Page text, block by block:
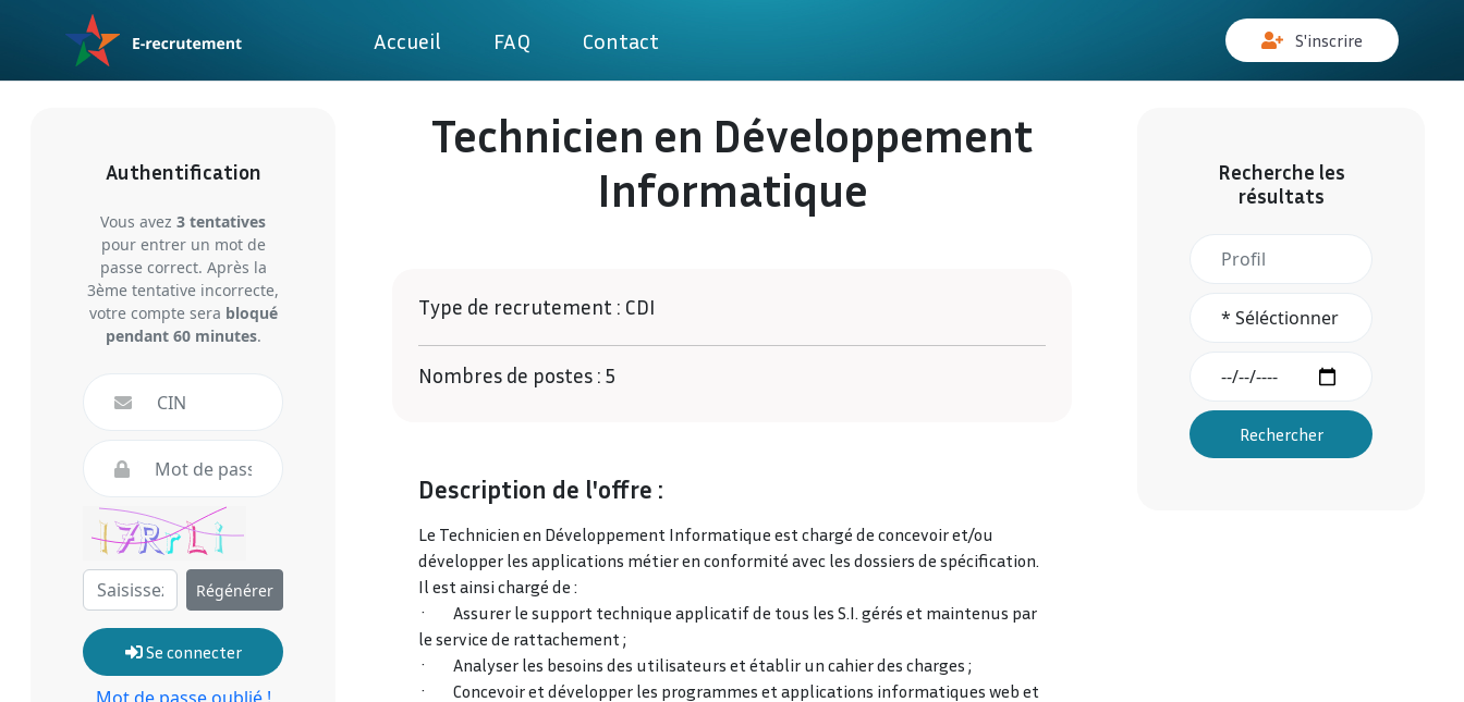
Accueil FAQ Contact S'inscrire
Authentification
Vous avez 3 tentatives
pour entrer un mot de
passe correct. Après la
3ème tentative incorrecte,
votre compte sera bloqué
pendant 60 minutes.
Régénérer
Se connecter
Technicien en Développement
Informatique
Type de recrutement : CDI
Nombres de postes : 5
Description de l'offre :
Le Technicien en Développement Informatique est chargé de concevoir et/ou
développer les applications métier en conformité avec les dossiers de spécification.
Il est ainsi chargé de :
· Assurer le support technique applicatif de tous les S.I. gérés et maintenus par
le service de rattachement ;
· Analyser les besoins des utilisateurs et établir un cahier des charges ;
· Concevoir et développer les programmes et applications informatiques web et
Recherche les
résultats
Rechercher